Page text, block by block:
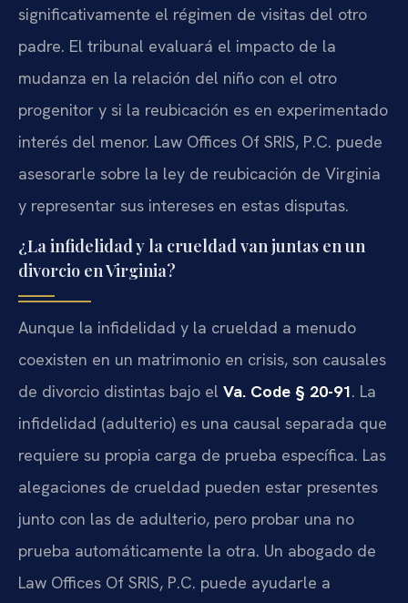
significativamente el régimen de visitas del otro
padre. El tribunal evaluará el impacto de la
mudanza en la relación del niño con el otro
progenitor y si la reubicación es en experimentado
interés del menor. Law Offices Of SRIS, P.C. puede
asesorarle sobre la ley de reubicación de Virginia
y representar sus intereses en estas disputas.
¿La infidelidad y la crueldad van juntas en un
divorcio en Virginia?
Aunque la infidelidad y la crueldad a menudo
coexisten en un matrimonio en crisis, son causales
de divorcio distintas bajo el Va. Code § 20-91. La
infidelidad (adulterio) es una causal separada que
requiere su propia carga de prueba específica. Las
alegaciones de crueldad pueden estar presentes
junto con las de adulterio, pero probar una no
prueba automáticamente la otra. Un abogado de
Law Offices Of SRIS, P.C. puede ayudarle a